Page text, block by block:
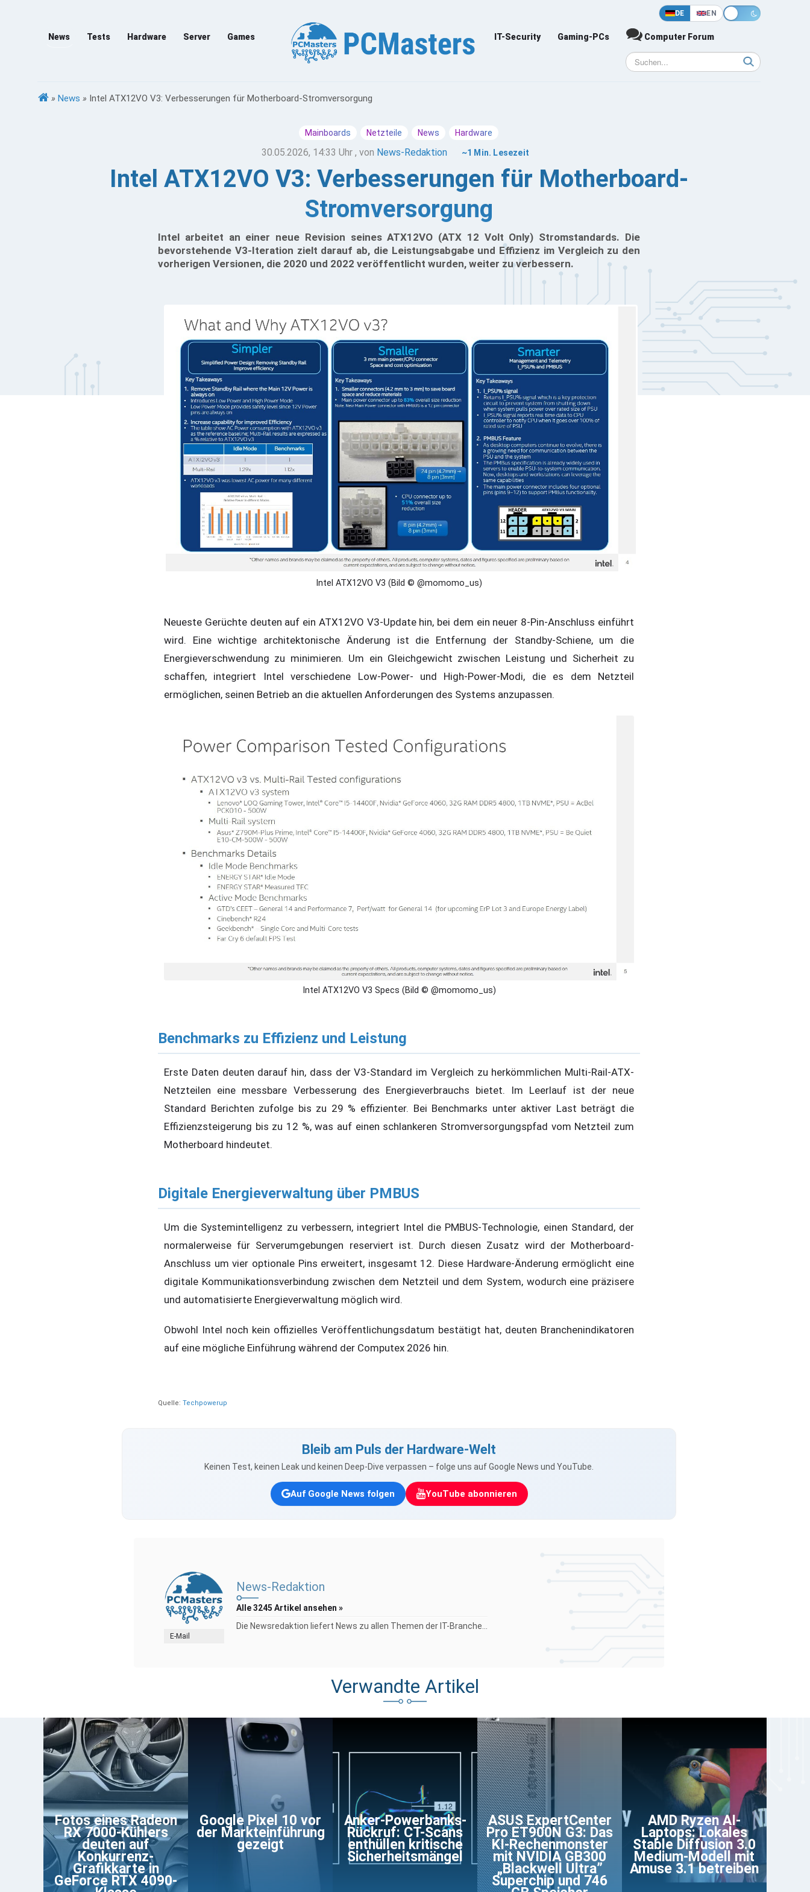
DE EN
News Tests Hardware Server Games IT-Security Gaming-PCs Computer Forum
» News » Intel ATX12VO V3: Verbesserungen für Motherboard-Stromversorgung
Mainboards Netzteile News Hardware
30.05.2026, 14:33 Uhr , von News-Redaktion ~1 Min. Lesezeit
Intel ATX12VO V3: Verbesserungen für Motherboard-
Stromversorgung
Intel arbeitet an einer neue Revision seines ATX12VO (ATX 12 Volt Only) Stromstandards. Die
bevorstehende V3-Iteration zielt darauf ab, die Leistungsabgabe und Effizienz im Vergleich zu den
vorherigen Versionen, die 2020 und 2022 veröffentlicht wurden, weiter zu verbessern.
Intel ATX12VO V3 (Bild © @momomo_us)
Neueste Gerüchte deuten auf ein ATX12VO V3-Update hin, bei dem ein neuer 8-Pin-Anschluss einführt
wird. Eine wichtige architektonische Änderung ist die Entfernung der Standby-Schiene, um die
Energieverschwendung zu minimieren. Um ein Gleichgewicht zwischen Leistung und Sicherheit zu
schaffen, integriert Intel verschiedene Low-Power- und High-Power-Modi, die es dem Netzteil
ermöglichen, seinen Betrieb an die aktuellen Anforderungen des Systems anzupassen.
Intel ATX12VO V3 Specs (Bild © @momomo_us)
Benchmarks zu Effizienz und Leistung
Erste Daten deuten darauf hin, dass der V3-Standard im Vergleich zu herkömmlichen Multi-Rail-ATX-
Netzteilen eine messbare Verbesserung des Energieverbrauchs bietet. Im Leerlauf ist der neue
Standard Berichten zufolge bis zu 29 % effizienter. Bei Benchmarks unter aktiver Last beträgt die
Effizienzsteigerung bis zu 12 %, was auf einen schlankeren Stromversorgungspfad vom Netzteil zum
Motherboard hindeutet.
Digitale Energieverwaltung über PMBUS
Um die Systemintelligenz zu verbessern, integriert Intel die PMBUS-Technologie, einen Standard, der
normalerweise für Serverumgebungen reserviert ist. Durch diesen Zusatz wird der Motherboard-
Anschluss um vier optionale Pins erweitert, insgesamt 12. Diese Hardware-Änderung ermöglicht eine
digitale Kommunikationsverbindung zwischen dem Netzteil und dem System, wodurch eine präzisere
und automatisierte Energieverwaltung möglich wird.
Obwohl Intel noch kein offizielles Veröffentlichungsdatum bestätigt hat, deuten Branchenindikatoren
auf eine mögliche Einführung während der Computex 2026 hin.
Quelle: Techpowerup
Bleib am Puls der Hardware-Welt
Keinen Test, keinen Leak und keinen Deep-Dive verpassen – folge uns auf Google News und YouTube.
Auf Google News folgen YouTube abonnieren
E-Mail
News-Redaktion
Alle 3245 Artikel ansehen »
Die Newsredaktion liefert News zu allen Themen der IT-Branche...
Verwandte Artikel
Fotos eines Radeon
RX 7000-Kühlers
deuten auf
Konkurrenz-
Grafikkarte in
GeForce RTX 4090-
Google Pixel 10 vor
der Markteinführung
gezeigt
Anker-Powerbanks-
Rückruf: CT-Scans
enthüllen kritische
Sicherheitsmängel
ASUS ExpertCenter
Pro ET900N G3: Das
KI-Rechenmonster
mit NVIDIA GB300
„Blackwell Ultra”
Superchip und 746
AMD Ryzen AI-
Laptops: Lokales
Stable Diffusion 3.0
Medium-Modell mit
Amuse 3.1 betreiben